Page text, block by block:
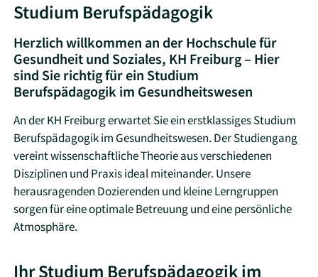
Studium Berufspädagogik
Herzlich willkommen an der Hochschule für
Gesundheit und Soziales, KH Freiburg – Hier
sind Sie richtig für ein Studium
Berufspädagogik im Gesundheitswesen
An der KH Freiburg erwartet Sie ein erstklassiges Studium
Berufspädagogik im Gesundheitswesen. Der Studiengang
vereint wissenschaftliche Theorie aus verschiedenen
Disziplinen und Praxis ideal miteinander. Unsere
herausragenden Dozierenden und kleine Lerngruppen
sorgen für eine optimale Betreuung und eine persönliche
Atmosphäre.
Ihr Studium Berufspädagogik im